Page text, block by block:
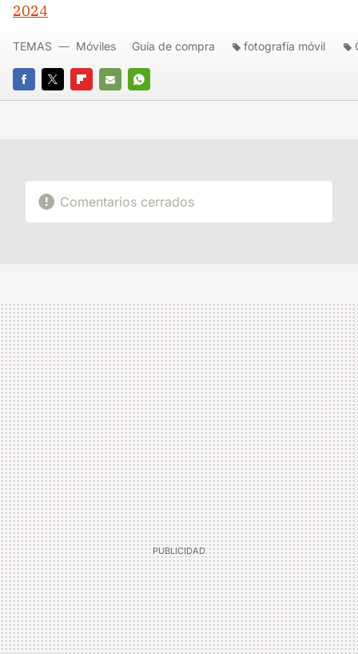
2024
FACEBOOK
TWITTERFLIPBOARD
E-
WHATSAPP
TEMAS Móviles Guía de compra fotografía móvil
Comentarios cerrados